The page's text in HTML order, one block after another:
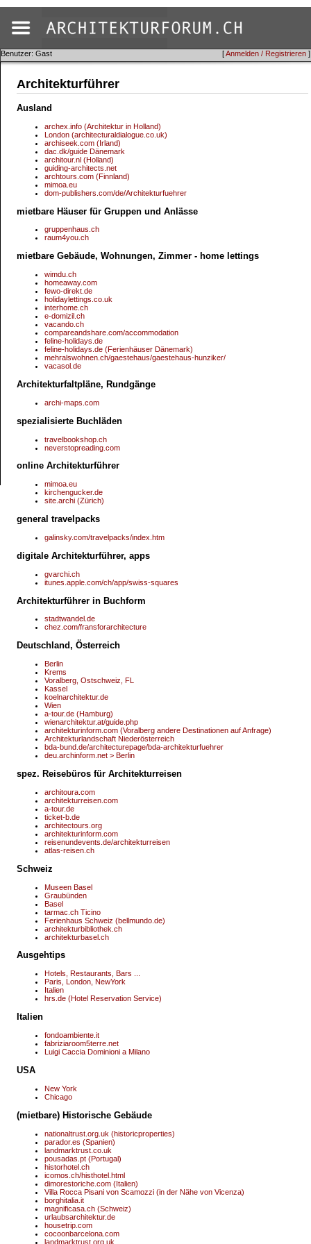
[Anmelden / Registrieren ]
Benutzer: Gast
Architekturführer
Ausland
archex.info (Architektur in Holland)
London (architecturaldialogue.co.uk)
archiseek.com (Irland)
dac.dk/guide Dänemark
architour.nl (Holland)
guiding-architects.net
archtours.com (Finnland)
mimoa.eu
dom-publishers.com/de/Architekturfuehrer
mietbare Häuser für Gruppen und Anlässe
gruppenhaus.ch
raum4you.ch
mietbare Gebäude, Wohnungen, Zimmer - home lettings
wimdu.ch
homeaway.com
fewo-direkt.de
holidaylettings.co.uk
interhome.ch
e-domizil.ch
vacando.ch
compareandshare.com/accommodation
feline-holidays.de
feline-holidays.de (Ferienhäuser Dänemark)
mehralswohnen.ch/gaestehaus/gaestehaus-hunziker/
vacasol.de
Architekturfaltpläne, Rundgänge
archi-maps.com
spezialisierte Buchläden
travelbookshop.ch
neverstopreading.com
online Architekturführer
mimoa.eu
kirchengucker.de
site.archi (Zürich)
general travelpacks
galinsky.com/travelpacks/index.htm
digitale Architekturführer, apps
gvarchi.ch
itunes.apple.com/ch/app/swiss-squares
Architekturführer in Buchform
stadtwandel.de
chez.com/fransforarchitecture
Deutschland, Österreich
Berlin
Krems
Voralberg, Ostschweiz, FL
Kassel
koelnarchitektur.de
Wien
a-tour.de (Hamburg)
wienarchitektur.at/guide.php
architekturinform.com (Voralberg andere Destinationen auf Anfrage)
Architekturlandschaft Niederösterreich
bda-bund.de/architecturepage/bda-architekturfuehrer
deu.archinform.net > Berlin
spez. Reisebüros für Architekturreisen
architoura.com
architekturreisen.com
a-tour.de
ticket-b.de
architectours.org
architekturinform.com
reisenundevents.de/architekturreisen
atlas-reisen.ch
Schweiz
Museen Basel
Graubünden
Basel
tarmac.ch Ticino
Ferienhaus Schweiz (bellmundo.de)
architekturbibliothek.ch
architekturbasel.ch
Ausgehtips
Hotels, Restaurants, Bars ...
Paris, London, NewYork
Italien
hrs.de (Hotel Reservation Service)
Italien
fondoambiente.it
fabriziaroom5terre.net
Luigi Caccia Dominioni a Milano
USA
New York
Chicago
(mietbare) Historische Gebäude
nationaltrust.org.uk (historicproperties)
parador.es (Spanien)
landmarktrust.co.uk
pousadas.pt (Portugal)
historhotel.ch
icomos.ch/histhotel.html
dimorestoriche.com (Italien)
Villa Rocca Pisani von Scamozzi (in der Nähe von Vicenza)
borghitalia.it
magnificasa.ch (Schweiz)
urlaubsarchitektur.de
housetrip.com
cocoonbarcelona.com
landmarktrust.org.uk